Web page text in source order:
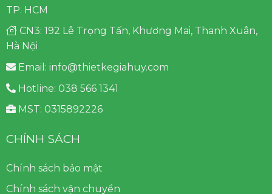
TP. HCM
CN3: 192 Lê Trọng Tấn, Khương Mai, Thanh Xuân,
Hà Nội
Email: info@thietkegiahuy.com
Hotline: 038 566 1341
MST: 0315892226
CHÍNH SÁCH
Chính sách bảo mật
Chính sách vận chuyển